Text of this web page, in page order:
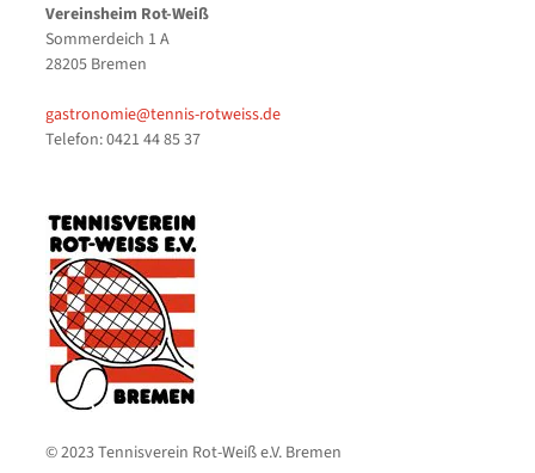
Vereinsheim Rot-Weiß
Sommerdeich 1 A
28205 Bremen
gastronomie@tennis-rotweiss.de
Telefon: 0421 44 85 37
© 2023 Tennisverein Rot-Weiß e.V. Bremen